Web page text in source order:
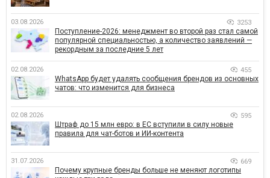
03.08.2026 3253
Поступление-2026: менеджмент во второй раз стал самой
популярной специальностью, а количество заявлений —
рекордным за последние 5 лет
02.08.2026 455
WhatsApp будет удалять сообщения брендов из основных
чатов: что изменится для бизнеса
02.08.2026 595
Штраф до 15 млн евро: в ЕС вступили в силу новые
правила для чат-ботов и ИИ-контента
31.07.2026 669
Почему крупные бренды больше не меняют логотипы